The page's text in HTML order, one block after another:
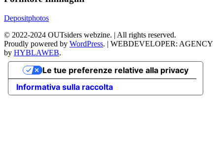
Depositphotos
© 2022-2024 OUTsiders webzine. | All rights reserved.
Proudly powered by WordPress. | WEBDEVELOPER: AGENCY
by HYBLAWEB.
Informativa sulla raccolta
Le tue preferenze relative alla privacy